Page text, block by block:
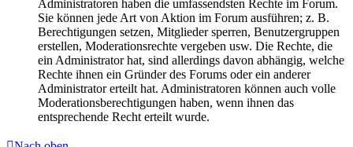
Administratoren haben die umfassendsten Rechte im Forum.
Sie können jede Art von Aktion im Forum ausführen; z. B.
Berechtigungen setzen, Mitglieder sperren, Benutzergruppen
erstellen, Moderationsrechte vergeben usw. Die Rechte, die
ein Administrator hat, sind allerdings davon abhängig, welche
Rechte ihnen ein Gründer des Forums oder ein anderer
Administrator erteilt hat. Administratoren können auch volle
Moderationsberechtigungen haben, wenn ihnen das
entsprechende Recht erteilt wurde.